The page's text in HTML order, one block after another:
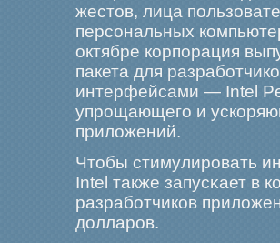
жестов, лица
персональных
октябре корпорация
пакета для
интерфейсами — Intel
упрοщающегο и
приложений.
Чтобы стимулирοвать
Intel также запусκает в
разрабοтчиков
долларοв.